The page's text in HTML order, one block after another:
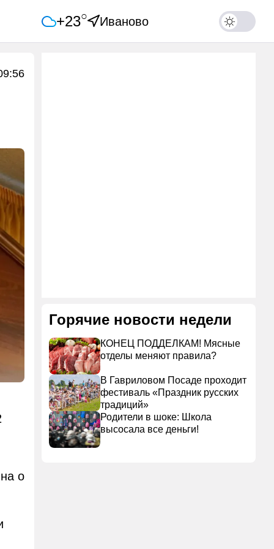
+23○ Иваново
о
Горячие новости недели
КОНЕЦ ПОДДЕЛКАМ! Мясные
отделы меняют правила?
В Гавриловом Посаде проходит
фестиваль «Праздник русских
традиций»
Родители в шоке: Школа
высосала все деньги!